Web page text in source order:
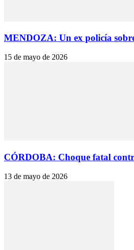
MENDOZA: Un ex policía
15 de mayo de 2026
CÓRDOBA: Choque fatal
13 de mayo de 2026